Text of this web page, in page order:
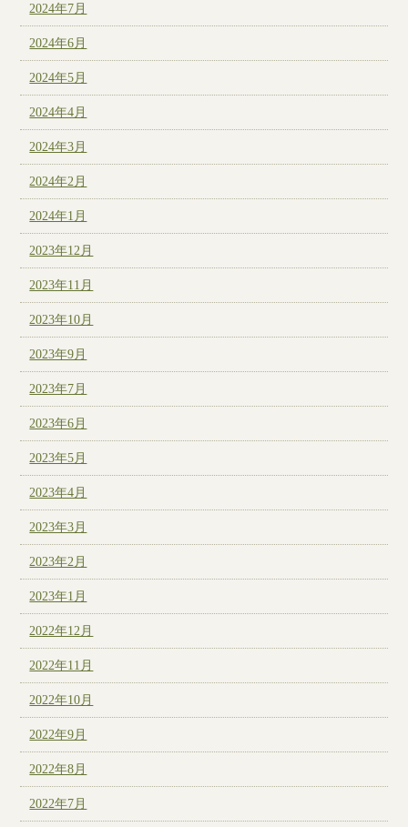
2024年7月
2024年6月
2024年5月
2024年4月
2024年3月
2024年2月
2024年1月
2023年12月
2023年11月
2023年10月
2023年9月
2023年7月
2023年6月
2023年5月
2023年4月
2023年3月
2023年2月
2023年1月
2022年12月
2022年11月
2022年10月
2022年9月
2022年8月
2022年7月